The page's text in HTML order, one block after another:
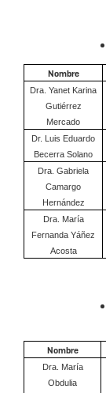
Nombre
Dra. Yanet Karina
Gutiérrez
Mercado
Dr. Luis Eduardo
Becerra Solano
Dra. Gabriela
Camargo
Hernández
Dra. María
Fernanda Yáñez
Acosta
Nombre
Dra. María
Obdulia